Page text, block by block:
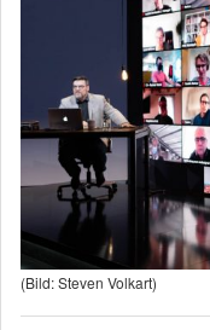
(Bild: Steven Volkart)